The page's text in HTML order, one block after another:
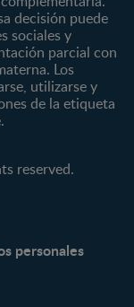
decisión puede
sociales y
parcial con
Los
utilizarse y
de la etiqueta
reserved.
personales